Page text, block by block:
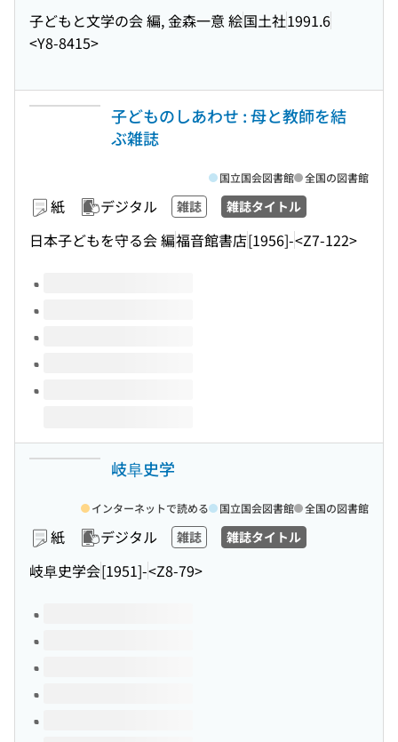
子どもと文学の会 編, 金森一意 絵国土社1991.6
<Y8-8415>
子どものしあわせ : 母と教師を結
ぶ雑誌
紙 デジタル 雑誌 雑誌タイトル
日本子どもを守る会 編福音館書店[1956]-<Z7-122>
国立国会図書館 全国の図書館
このタイトルの巻号
岐阜史学
紙 デジタル 雑誌 雑誌タイトル
岐阜史学会[1951]-<Z8-79>
インターネットで読める 国立国会図書館 全国の図書館
このタイトルの巻号